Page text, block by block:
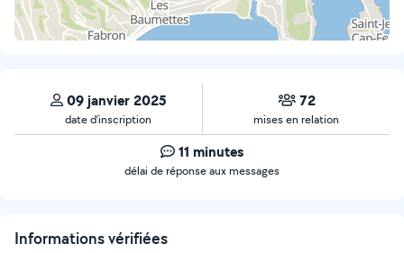
09 janvier 2025
date d’inscription
72
mises en relation
11 minutes
délai de réponse aux messages
Informations vérifiées